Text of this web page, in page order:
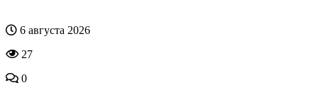
6 августа 2026
27
0